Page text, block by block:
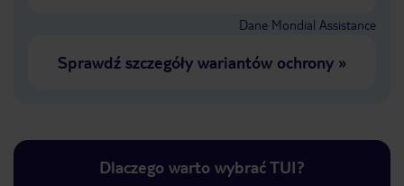
Dane Mondial Assistance
Sprawdź szczegóły wariantów ochrony»
Dlaczego warto wybrać TUI?